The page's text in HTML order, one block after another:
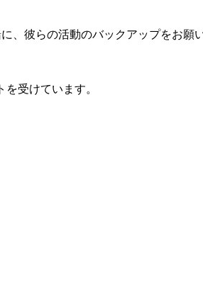
、彼らの活動のバックアップをお願
受けています。